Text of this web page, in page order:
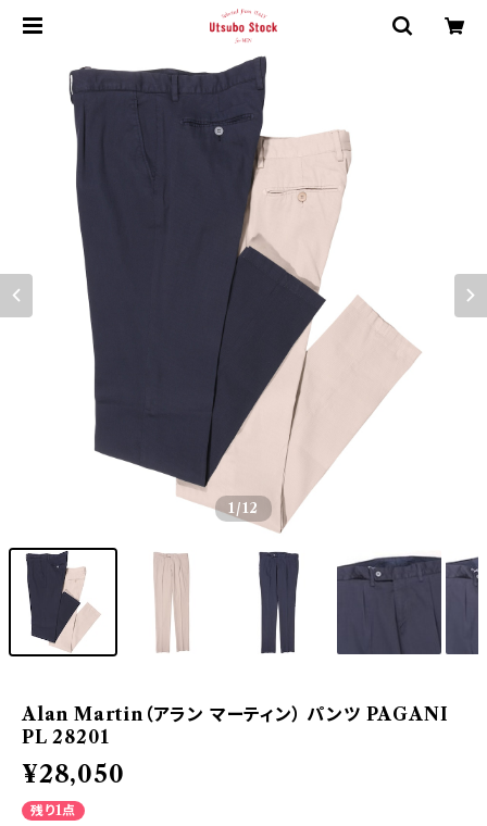
1/12
Alan Martin（アラン マーティン） パンツ PAGANI
PL 28201
¥28,050
残り1点